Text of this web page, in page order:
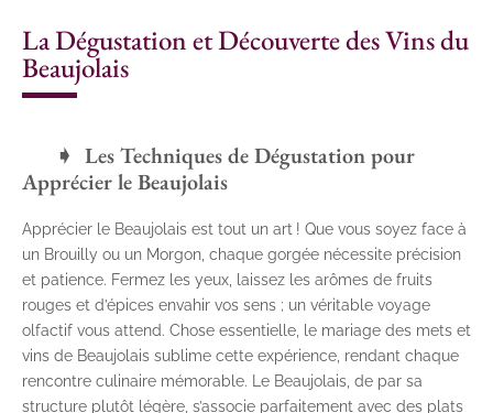
La Dégustation et Découverte des Vins du
Beaujolais
Les Techniques de Dégustation pour
Apprécier le Beaujolais
Apprécier le Beaujolais est tout un art ! Que vous soyez face à
un Brouilly ou un Morgon, chaque gorgée nécessite précision
et patience. Fermez les yeux, laissez les arômes de fruits
rouges et d’épices envahir vos sens ; un véritable voyage
olfactif vous attend. Chose essentielle, le mariage des mets et
vins de Beaujolais sublime cette expérience, rendant chaque
rencontre culinaire mémorable. Le Beaujolais, de par sa
structure plutôt légère, s’associe parfaitement avec des plats